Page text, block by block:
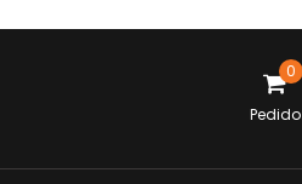
0
Pedido